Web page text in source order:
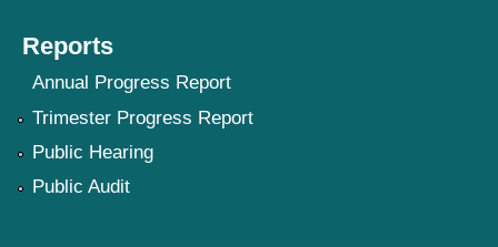
Reports
Annual Progress Report
Trimester Progress Report
Public Hearing
Public Audit